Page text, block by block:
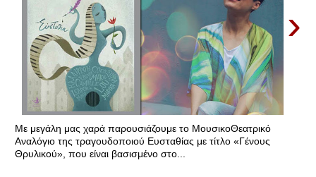
›
Με μεγάλη μας χαρά παρουσιάζουμε το ΜουσικοΘεατρικό
Αναλόγιο της τραγουδοποιού Ευσταθίας με τίτλο «Γένους
Θρυλικού», που είναι βασισμένο στο...